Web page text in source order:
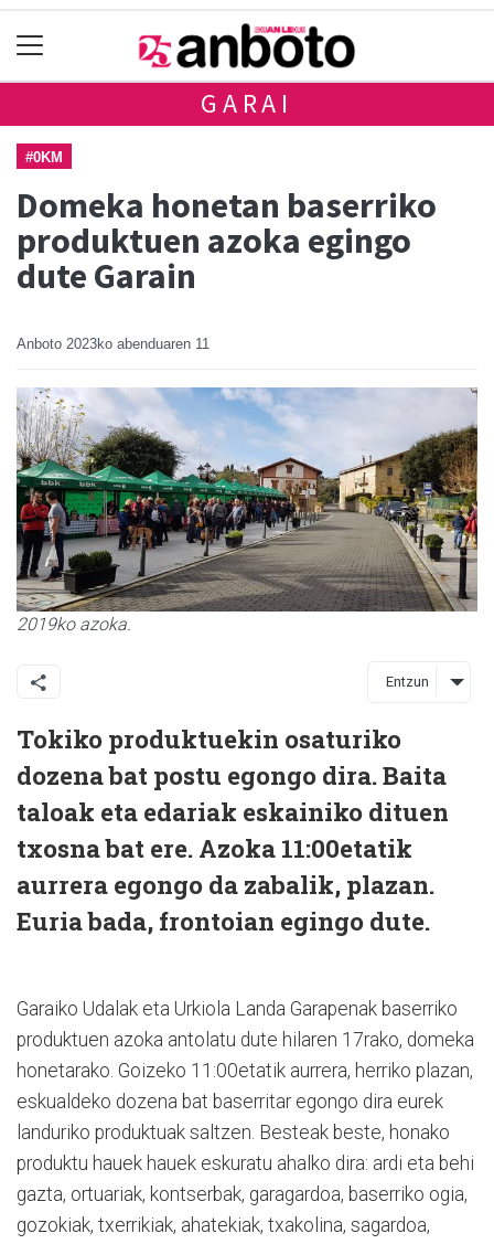
GARAI
#0KM
Domeka honetan baserriko
produktuen azoka egingo
dute Garain
Anboto 2023ko abenduaren 11
2019ko azoka.
Entzun
Tokiko produktuekin osaturiko
dozena bat postu egongo dira. Baita
taloak eta edariak eskainiko dituen
txosna bat ere. Azoka 11:00etatik
aurrera egongo da zabalik, plazan.
Euria bada, frontoian egingo dute.
Garaiko Udalak eta Urkiola Landa Garapenak baserriko
produktuen azoka antolatu dute hilaren 17rako, domeka
honetarako. Goizeko 11:00etatik aurrera, herriko plazan,
eskualdeko dozena bat baserritar egongo dira eurek
landuriko produktuak saltzen. Besteak beste, honako
produktu hauek hauek eskuratu ahalko dira: ardi eta behi
gazta, ortuariak, kontserbak, garagardoa, baserriko ogia,
gozokiak, txerrikiak, ahatekiak, txakolina, sagardoa,